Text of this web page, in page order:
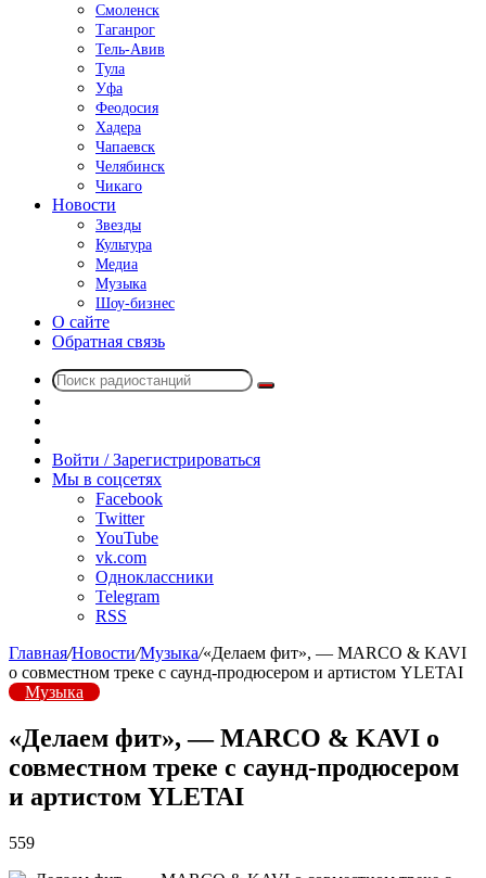
Смоленск
Таганрог
Тель-Авив
Тула
Уфа
Феодосия
Хадера
Чапаевск
Челябинск
Чикаго
Новости
Звезды
Культура
Медиа
Музыка
Шоу-бизнес
О сайте
Обратная связь
Поиск
радио
Войти / Зарегистрироваться
Мы в соцсетях
Facebook
Twitter
YouTube
vk.com
Одноклассники
Telegram
RSS
Главная/Новости/Музыка/«Делаем фит», — MARCO & KAVI
о совместном треке с саунд-продюсером и артистом YLETAI
Музыка
«Делаем фит», — MARCO & KAVI о
совместном треке с саунд-продюсером
и артистом YLETAI
559